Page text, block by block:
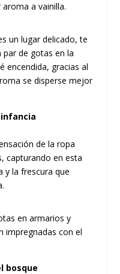
a vainilla.
un lugar delicado, te
de gotas en la
encendida, gracias al
se disperse mejor
infancia
de la ropa
capturando en esta
y la frescura que
en armarios y
impregnadas con el
bosque